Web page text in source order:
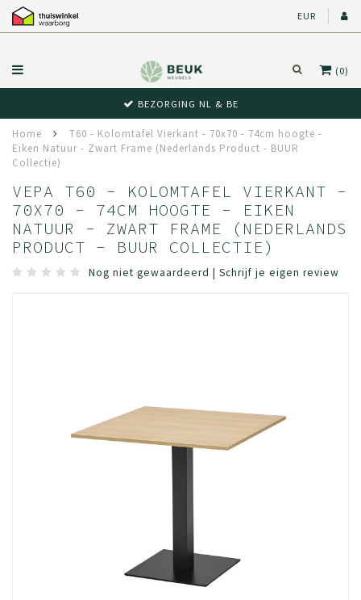
EUR
(0)
BEZORGING NL & BE
Home
T60 - Kolomtafel Vierkant - 70x70 - 74cm hoogte -
Eiken Natuur - Zwart Frame (Nederlands Product - BUUR
Collectie)
VEPA T60 - KOLOMTAFEL VIERKANT -
70X70 - 74CM HOOGTE - EIKEN
NATUUR - ZWART FRAME (NEDERLANDS
PRODUCT - BUUR COLLECTIE)
Nog niet gewaardeerd | Schrijf je eigen review